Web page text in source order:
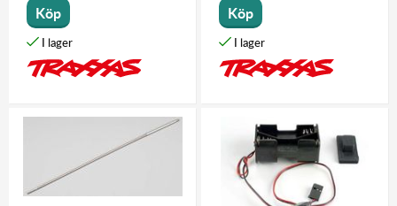
Köp Köp